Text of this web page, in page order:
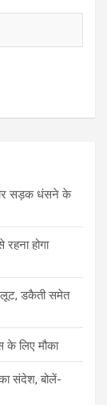
सड़क धंसने के
होगा
लूट, डकैती समेत
के लिए मौका
संदेश, बोलें-